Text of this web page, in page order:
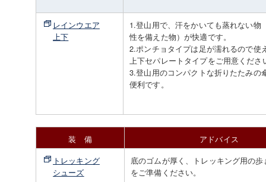
レインウエア
上下
1.登山用で、汗をかいても蒸れない物
性を備えた物）が快適です。
2.ポンチョタイプは足が濡れるので使
上下セパレートタイプをご用意くださ
3.登山用のコンパクトな折りたたみの
便利です。
装 備
アドバイス
トレッキング
シューズ
底のゴムが厚く、トレッキング用の
をご準備ください。